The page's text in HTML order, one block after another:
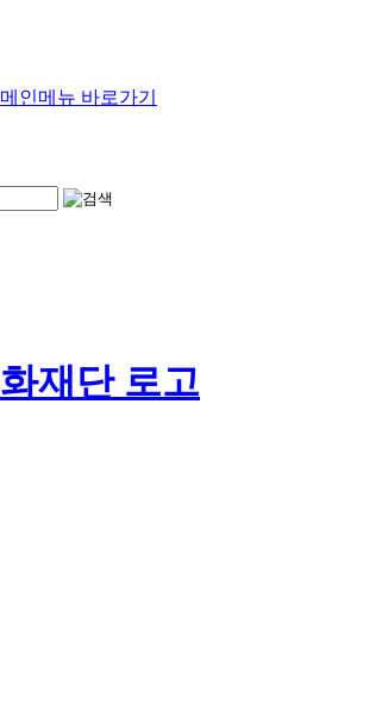
메인메뉴 바로가기